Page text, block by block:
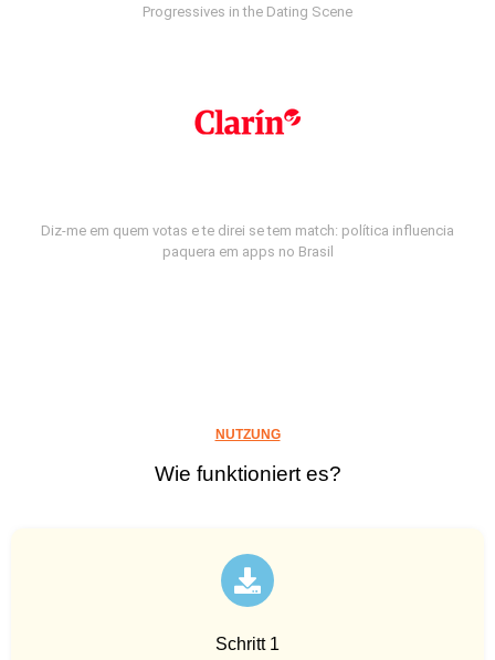
Progressives in the Dating Scene
Diz-me em quem votas e te direi se tem match: política influencia
paquera em apps no Brasil
NUTZUNG
Wie funktioniert es?
Schritt 1